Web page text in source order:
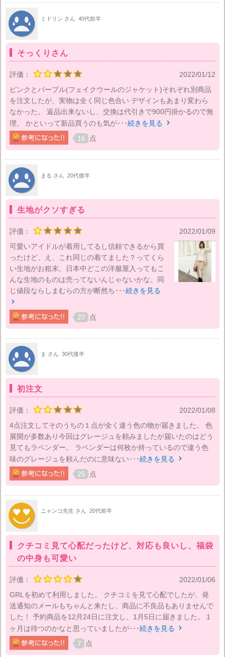
ミドリン さん 40代前半
そっくりさん
評価：
2022/01/12
ピンクとパープル(フェイクウールのジャケット)それぞれ別商品
を注文したが、実物は全く同じ色合い デザインもあまり変わら
なかった。 返品出来ないし、交換は代引きで900円掛かるので無
理。 かといって新品買うのも気が･･･続きを見る 
16 点
まる さん 20代後半
生地がクソすぎる
評価：
2022/01/09
可愛いアイドルが着用してるし信頼できるから買
ったけど、え、これ同じの着てました？ってくら
い生地がお粗末。日本中どこの洋服屋入ってもこ
んな生地のものは売ってないんじゃないかな。同
じ値段ならしまむらの方が断然ち･･･続きを見る

27 点
ま さん 30代後半
初注文
評価：
2022/01/08
4点注文してそのうちの１点が全く違う色の物が届きました。 色
展開が多数あり今回はグレージュを頼みましたが届いたのはどう
見てもラベンダー。 ラベンダーは何枚か持っているので違う色
味のグレージュを頼んだのに意味ない･･･続きを見る 
25 点
ニャンコ先生 さん 20代前半
クチコミ見て心配だったけど、対応も良いし、福袋
の中身も可愛い
評価：
2022/01/06
GRLを初めて利用しました。 クチコミを見て心配でしたが、発
送通知のメールもちゃんと来たし、商品に不良品もありませんで
した！ 予約商品を12月24日に注文し、1月5日に届きました。 1
ヶ月は待つのかなと思っていましたが･･･続きを見る 
7 点